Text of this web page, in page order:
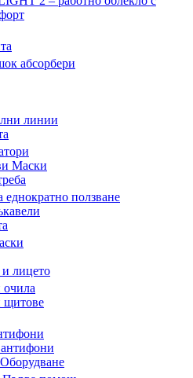
абсорбери
линии
Маски
еднократно ползване
лицето
щитове